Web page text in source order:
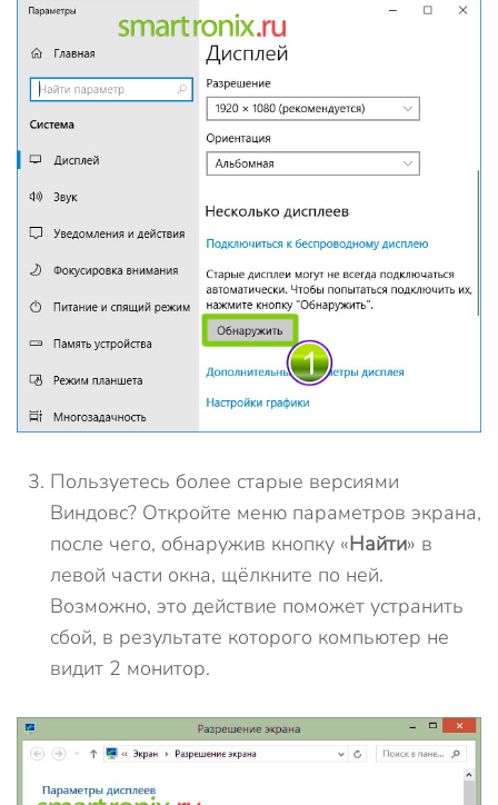
Пользуетесь более старые версиями
Виндовс? Откройте меню параметров экрана,
после чего, обнаружив кнопку «Найти» в
левой части окна, щёлкните по ней.
Возможно, это действие поможет устранить
сбой, в результате которого компьютер не
видит 2 монитор.